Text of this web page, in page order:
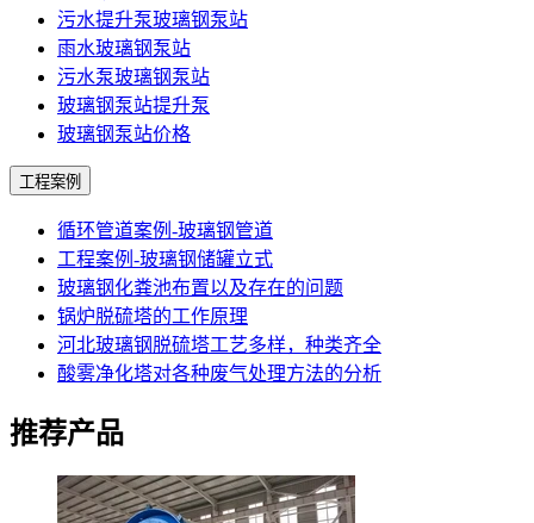
污水提升泵玻璃钢泵站
雨水玻璃钢泵站
污水泵玻璃钢泵站
玻璃钢泵站提升泵
玻璃钢泵站价格
工程案例
循环管道案例-玻璃钢管道
工程案例-玻璃钢储罐立式
玻璃钢化粪池布置以及存在的问题
锅炉脱硫塔的工作原理
河北玻璃钢脱硫塔工艺多样，种类齐全
酸雾净化塔对各种废气处理方法的分析
推荐产品